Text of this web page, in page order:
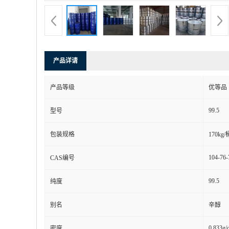
产品详请
产品等级 优等品
型号 99.5
包装规格 170kg/
CAS编号 104-76-
纯度 99.5
别名 辛醇